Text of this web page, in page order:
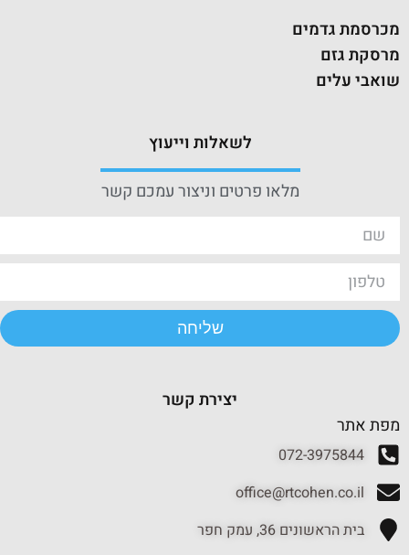
מכרסמת גדמים
מרסקת גזם
שואבי עלים
לשאלות וייעוץ
מלאו פרטים וניצור עמכם קשר
שליחה
יצירת קשר
מפת אתר
072-3975844
office@rtcohen.co.il
בית הראשונים 36, עמק חפר